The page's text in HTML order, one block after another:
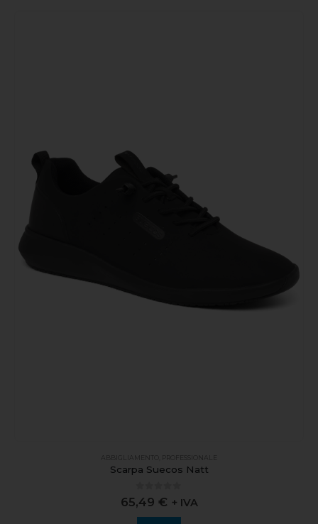
ABBIGLIAMENTO PROFESSIONALE
Scarpa Suecos Natt
0out of 5
65,49 € + IVA